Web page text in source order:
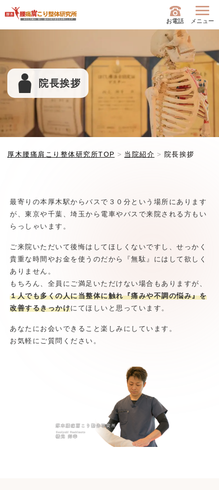
お電話 メニュー
院長挨拶
厚木腰痛肩こり整体研究所TOP 当院紹介 院長挨拶
最寄りの本厚木駅からバスで３０分という場所にあります
が、東京や千葉、埼玉から電車やバスで来院される方もい
らっしゃいます。
ご来院いただいて後悔はしてほしくないですし、せっかく
貴重な時間やお金を使うのだから『無駄』にはして欲しく
ありません。
もちろん、全員にご満足いただけない場合もありますが、
１人でも多くの人に当整体に触れ『痛みや不調の悩み』を
改善するきっかけにてほしいと思っています。
あなたにお会いできること楽しみにしています。
お気軽にご質問ください。